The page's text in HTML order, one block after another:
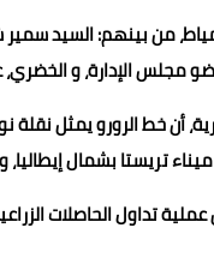
من بينهم: السيد
مجلس الإدارة، و
أن خط الرورو يمثل
تريستا بشمال
تداول الحاصلات